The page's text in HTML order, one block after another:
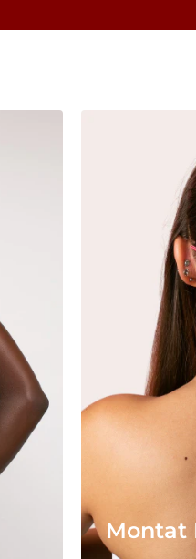
Montat